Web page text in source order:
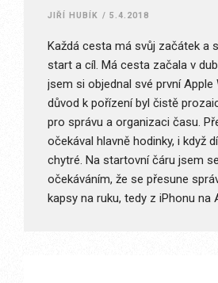
JIŘÍ HUBÍK / 5.4.2018
Každá cesta má svůj začátek a
start a cíl. Má cesta začala v
jsem si objednal své první Apple
důvod k pořízení byl čistě
pro správu a organizaci času.
očekával hlavně hodinky, i když
chytré. Na startovní čáru jsem
očekáváním, že se přesune
kapsy na ruku, tedy z iPhonu na